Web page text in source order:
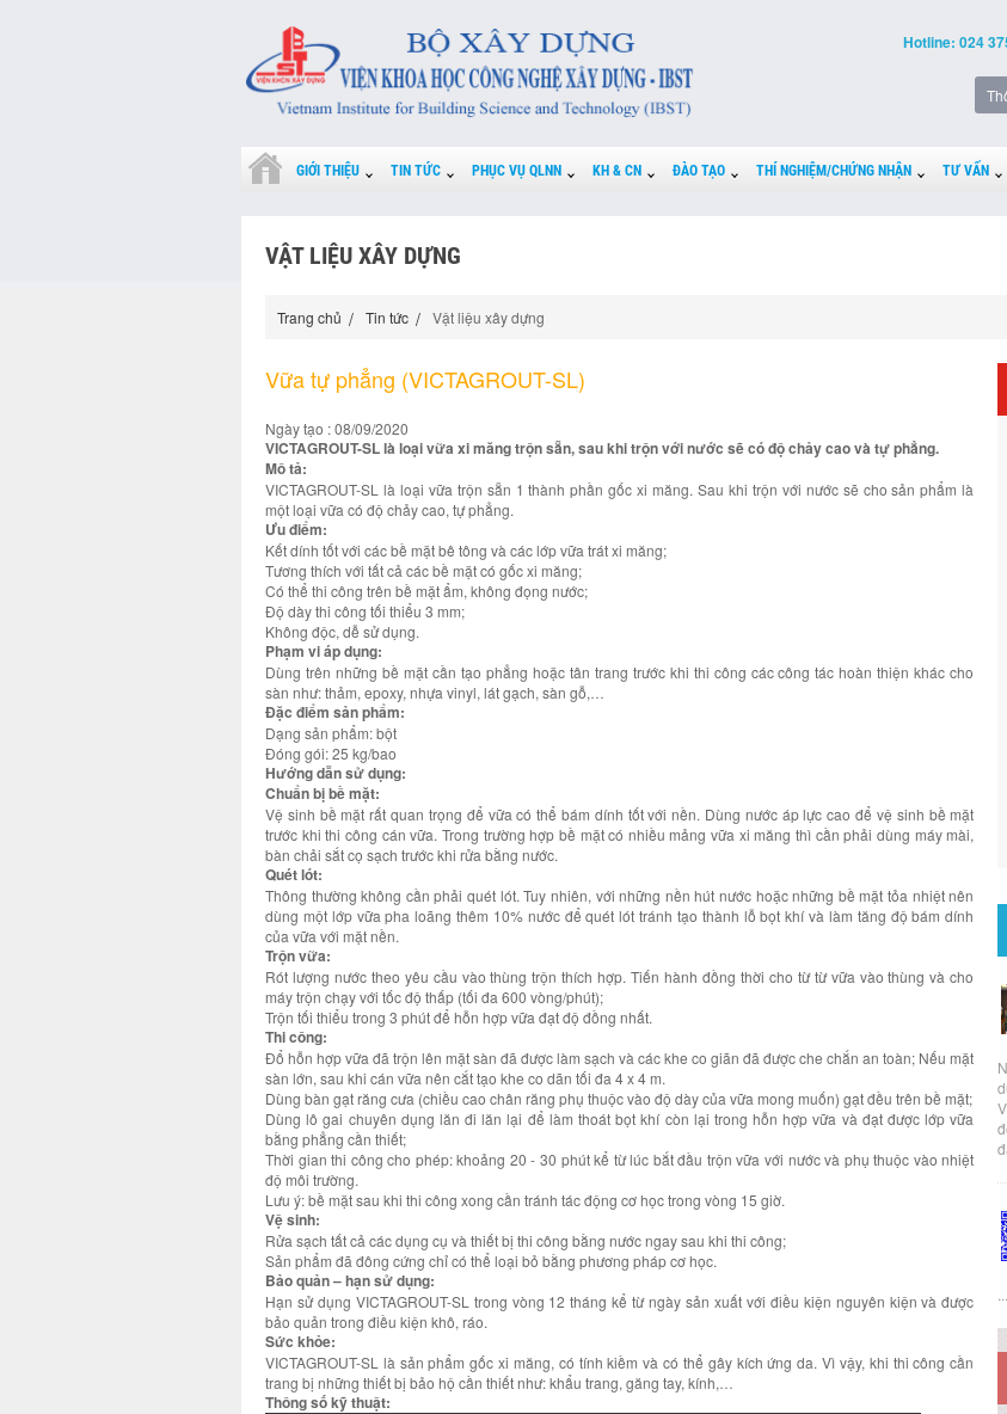
Hotline: 024
GIỚI THIỆU TIN TỨC PHỤC VỤ QLNN KH & CN ĐÀO TẠO THÍ NGHIỆM/CHỨNG NHẬN TƯ VẤN
VẬT LIỆU XÂY DỰNG
Trang chủ Tin tức Vật liệu xây dựng
Vữa tự phẳng (VICTAGROUT-SL)
Ngày tạo : 08/09/2020
VICTAGROUT-SL là loại vữa xi măng trộn sẵn, sau khi trộn với nước sẽ có độ chảy cao và tự phẳng.
Mô tả:
VICTAGROUT-SL là loại vữa trộn sẵn 1 thành phần gốc xi măng. Sau khi trộn với nước sẽ cho sản phẩm là
một loại vữa có độ chảy cao, tự phẳng.
Ưu điểm:
Kết dính tốt với các bề mặt bê tông và các lớp vữa trát xi măng;
Tương thích với tất cả các bề mặt có gốc xi măng;
Có thể thi công trên bề mặt ẩm, không đọng nước;
Độ dày thi công tối thiểu 3 mm;
Không độc, dễ sử dụng.
Phạm vi áp dụng:
Dùng trên những bề mặt cần tạo phẳng hoặc tân trang trước khi thi công các công tác hoàn thiện khác cho
sàn như: thảm, epoxy, nhựa vinyl, lát gạch, sàn gỗ,…
Đặc điểm sản phẩm:
Dạng sản phẩm: bột
Đóng gói: 25 kg/bao
Hướng dẫn sử dụng:
Chuẩn bị bề mặt:
Vệ sinh bề mặt rất quan trọng để vữa có thể bám dính tốt với nền. Dùng nước áp lực cao để vệ sinh bề mặt
trước khi thi công cán vữa. Trong trường hợp bề mặt có nhiều mảng vữa xi măng thì cần phải dùng máy mài,
bàn chải sắt cọ sạch trước khi rửa bằng nước.
Quét lót:
Thông thường không cần phải quét lót. Tuy nhiên, với những nền hút nước hoặc những bề mặt tỏa nhiệt nên
dùng một lớp vữa pha loãng thêm 10% nước để quét lót tránh tạo thành lỗ bọt khí và làm tăng độ bám dính
của vữa với mặt nền.
Trộn vữa:
Rót lượng nước theo yêu cầu vào thùng trộn thích hợp. Tiến hành đồng thời cho từ từ vữa vào thùng và cho
máy trộn chạy với tốc độ thấp (tối đa 600 vòng/phút);
Trộn tối thiểu trong 3 phút để hỗn hợp vữa đạt độ đồng nhất.
Thi công:
Đổ hỗn hợp vữa đã trộn lên mặt sàn đã được làm sạch và các khe co giãn đã được che chắn an toàn; Nếu mặt
sàn lớn, sau khi cán vữa nên cắt tạo khe co dãn tối đa 4 x 4 m.
Dùng bàn gạt răng cưa (chiều cao chân răng phụ thuộc vào độ dày của vữa mong muốn) gạt đều trên bề mặt;
Dùng lô gai chuyên dụng lăn đi lăn lại để làm thoát bọt khí còn lại trong hỗn hợp vữa và đạt được lớp vữa
bằng phẳng cần thiết;
Thời gian thi công cho phép: khoảng 20 - 30 phút kể từ lúc bắt đầu trộn vữa với nước và phụ thuộc vào nhiệt
độ môi trường.
Lưu ý: bề mặt sau khi thi công xong cần tránh tác động cơ học trong vòng 15 giờ.
Vệ sinh:
Rửa sạch tất cả các dụng cụ và thiết bị thi công bằng nước ngay sau khi thi công;
Sản phẩm đã đông cứng chỉ có thể loại bỏ bằng phương pháp cơ học.
Bảo quản – hạn sử dụng:
Hạn sử dụng VICTAGROUT-SL trong vòng 12 tháng kể từ ngày sản xuất với điều kiện nguyên kiện và được
bảo quản trong điều kiện khô, ráo.
Sức khỏe:
VICTAGROUT-SL là sản phẩm gốc xi măng, có tính kiềm và có thể gây kích ứng da. Vì vậy, khi thi công cần
trang bị những thiết bị bảo hộ cần thiết như: khẩu trang, găng tay, kính,…
Thông số kỹ thuật: